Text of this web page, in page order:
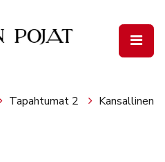
Tapahtumat 2
Kansallinen